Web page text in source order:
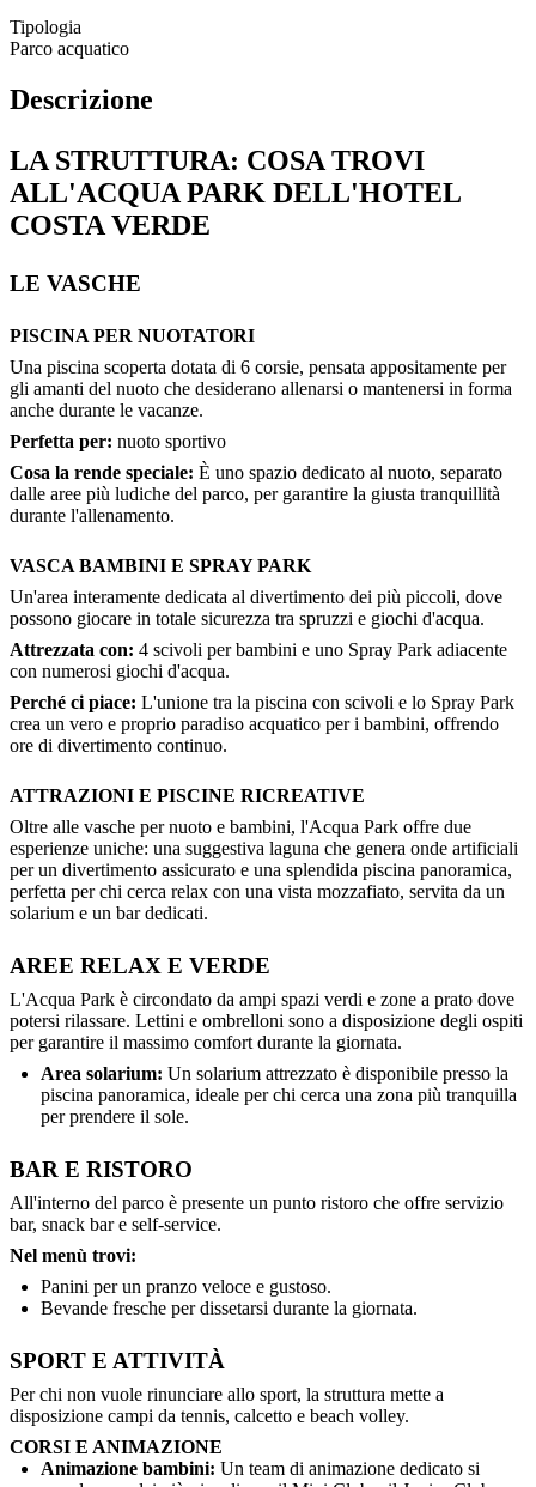
Tipologia
Parco acquatico
Descrizione
LA STRUTTURA: COSA TROVI
ALL'ACQUA PARK DELL'HOTEL
COSTA VERDE
LE VASCHE
PISCINA PER NUOTATORI
Una piscina scoperta dotata di 6 corsie, pensata appositamente per
gli amanti del nuoto che desiderano allenarsi o mantenersi in forma
anche durante le vacanze.
Perfetta per: nuoto sportivo
Cosa la rende speciale: È uno spazio dedicato al nuoto, separato
dalle aree più ludiche del parco, per garantire la giusta tranquillità
durante l'allenamento.
VASCA BAMBINI E SPRAY PARK
Un'area interamente dedicata al divertimento dei più piccoli, dove
possono giocare in totale sicurezza tra spruzzi e giochi d'acqua.
Attrezzata con: 4 scivoli per bambini e uno Spray Park adiacente
con numerosi giochi d'acqua.
Perché ci piace: L'unione tra la piscina con scivoli e lo Spray Park
crea un vero e proprio paradiso acquatico per i bambini, offrendo
ore di divertimento continuo.
ATTRAZIONI E PISCINE RICREATIVE
Oltre alle vasche per nuoto e bambini, l'Acqua Park offre due
esperienze uniche: una suggestiva laguna che genera onde artificiali
per un divertimento assicurato e una splendida piscina panoramica,
perfetta per chi cerca relax con una vista mozzafiato, servita da un
solarium e un bar dedicati.
AREE RELAX E VERDE
L'Acqua Park è circondato da ampi spazi verdi e zone a prato dove
potersi rilassare. Lettini e ombrelloni sono a disposizione degli ospiti
per garantire il massimo comfort durante la giornata.
Area solarium: Un solarium attrezzato è disponibile presso la
piscina panoramica, ideale per chi cerca una zona più tranquilla
per prendere il sole.
BAR E RISTORO
All'interno del parco è presente un punto ristoro che offre servizio
bar, snack bar e self-service.
Nel menù trovi:
Panini per un pranzo veloce e gustoso.
Bevande fresche per dissetarsi durante la giornata.
SPORT E ATTIVITÀ
Per chi non vuole rinunciare allo sport, la struttura mette a
disposizione campi da tennis, calcetto e beach volley.
CORSI E ANIMAZIONE
Animazione bambini: Un team di animazione dedicato si